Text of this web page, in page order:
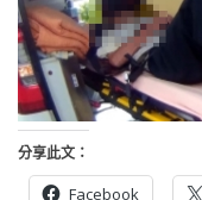
分享此文：
Facebook